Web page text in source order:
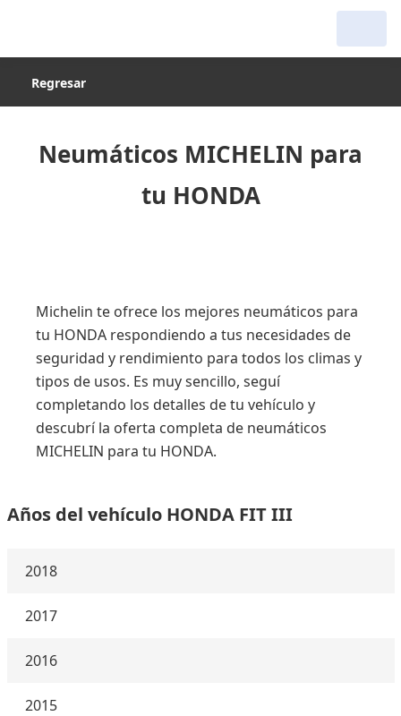
Regresar
Neumáticos MICHELIN para
tu HONDA
Michelin te ofrece los mejores neumáticos para
tu HONDA respondiendo a tus necesidades de
seguridad y rendimiento para todos los climas y
tipos de usos. Es muy sencillo, seguí
completando los detalles de tu vehículo y
descubrí la oferta completa de neumáticos
MICHELIN para tu HONDA.
Años del vehículo HONDA FIT III
2018
2017
2016
2015